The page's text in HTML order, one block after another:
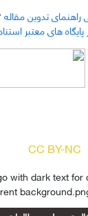
راهنمای تدوین مقاله
های معتبر
CC BY-NC